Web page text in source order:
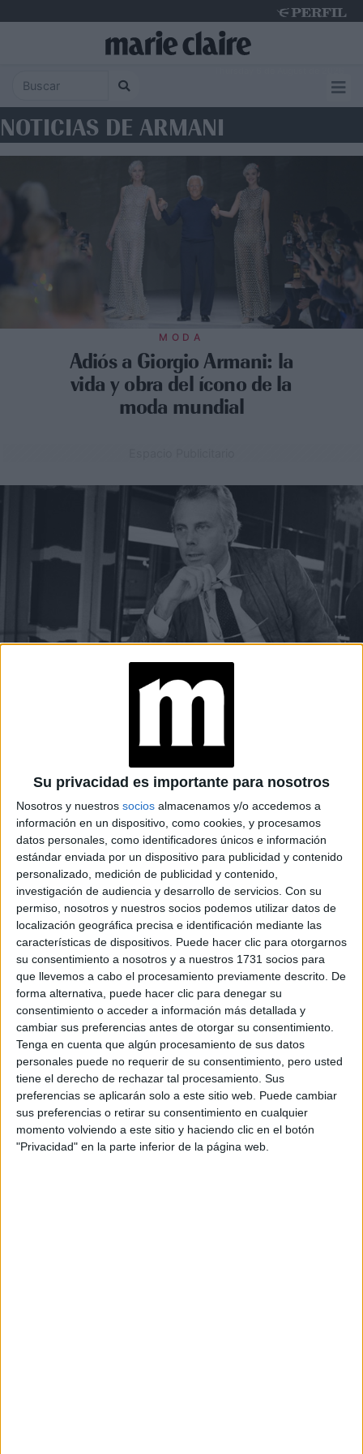
Su privacidad es importante para nosotros
Nosotros y nuestros socios almacenamos y/o accedemos a
información en un dispositivo, como cookies, y procesamos
datos personales, como identificadores únicos e información
estándar enviada por un dispositivo para publicidad y contenido
personalizado, medición de publicidad y contenido,
investigación de audiencia y desarrollo de servicios. Con su
permiso, nosotros y nuestros socios podemos utilizar datos de
localización geográfica precisa e identificación mediante las
características de dispositivos. Puede hacer clic para otorgarnos
su consentimiento a nosotros y a nuestros 1731 socios para
que llevemos a cabo el procesamiento previamente descrito. De
forma alternativa, puede hacer clic para denegar su
consentimiento o acceder a información más detallada y
cambiar sus preferencias antes de otorgar su consentimiento.
Tenga en cuenta que algún procesamiento de sus datos
personales puede no requerir de su consentimiento, pero usted
tiene el derecho de rechazar tal procesamiento. Sus
preferencias se aplicarán solo a este sitio web. Puede cambiar
sus preferencias o retirar su consentimiento en cualquier
momento volviendo a este sitio y haciendo clic en el botón
"Privacidad" en la parte inferior de la página web.
NOTICIAS DE ARMANI
MODA
Adiós a Giorgio Armani: la
vida y obra del ícono de la
moda mundial
04-09-2025 15:36
transformó la moda italiana
Nacido en Piacenza el 11 de julio de 1934, Giorgio Armani
reinó sobre la moda italiana durante cincuenta años.
Repasamos la historia de un creador que se convirtió en
un verdadero emperador del lujo.
SOCIEDAD04-09-2025 10:48